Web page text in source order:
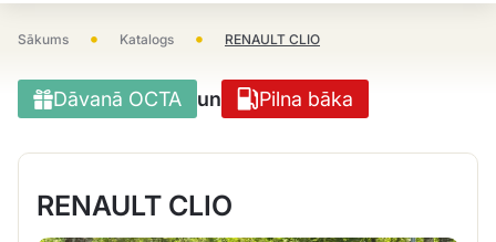
Sākums • Katalogs • RENAULT CLIO
Dāvanā OCTA un Pilna bāka
RENAULT CLIO